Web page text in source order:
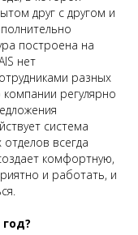
друг с другом и
построена на
нет
разных
регулярно
система
всегда
комфортную,
и работать, и